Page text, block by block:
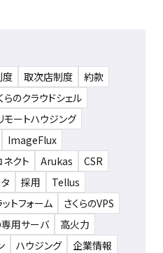
度 取次店制度
約款
らのクラウドシェル
モートハウジング
ImageFlux
ネクト
Arukas
CSR
採用
Tellus
トフォーム
さくらのVPS
専用サーバ
高火力
ハウジング 企業情報